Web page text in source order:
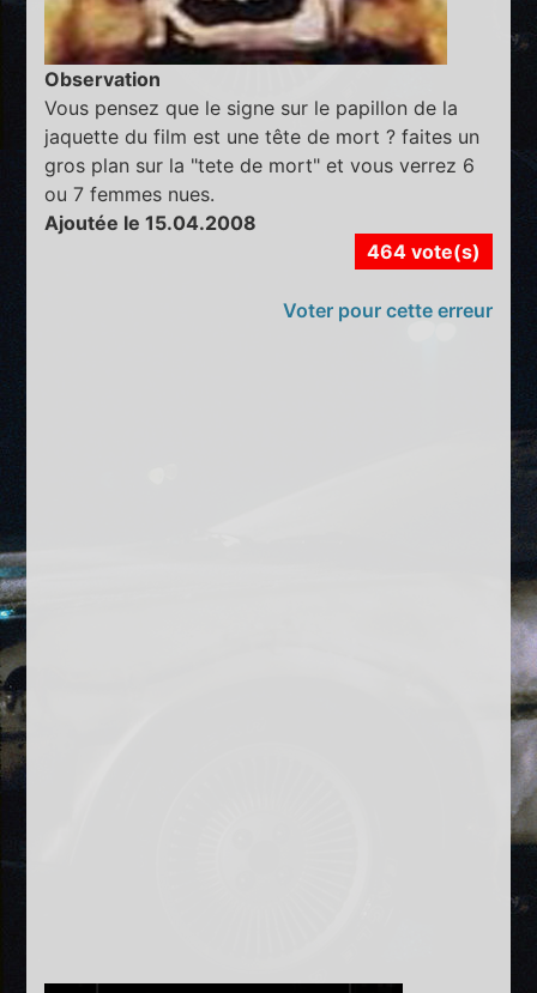
Observation
Vous pensez que le signe sur le papillon de la
jaquette du film est une tête de mort ? faites un
gros plan sur la "tete de mort" et vous verrez 6
ou 7 femmes nues.
Ajoutée le 15.04.2008
464 vote(s)
Voter pour cette erreur